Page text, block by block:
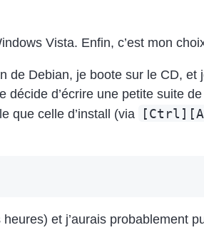
Vista. Enfin, c’est mon
de Debian, je boote sur le CD,
décide d’écrire une petite suite
que celle d’install (via
et j’aurais probablement